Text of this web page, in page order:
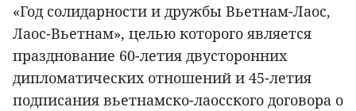
«Год солидарности и дружбы Вьетнам-Лаос,
Лаос-Вьетнам», целью которого является
празднование 60-летия двусторонних
дипломатических отношений и 45-летия
подписания вьетнамско-лаосского договора о